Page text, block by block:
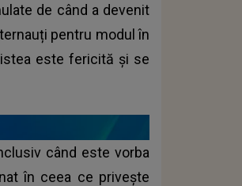
de când a devenit
pentru modul în
este fericită și se
când este vorba
în ceea ce privește